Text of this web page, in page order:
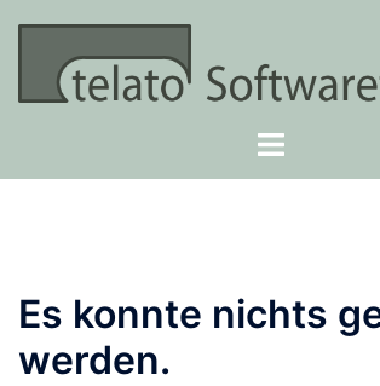
springen
Menü
Es konnte nichts
werden.